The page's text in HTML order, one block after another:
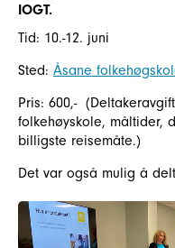
IOGT.
Tid: 10.-12. juni
Sted: Åsane
Pris: 600,-
folkehøyskole, måltider,
billigste reisemåte.)
Det var også mulig å